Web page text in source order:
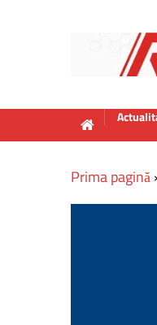
Prima pagină